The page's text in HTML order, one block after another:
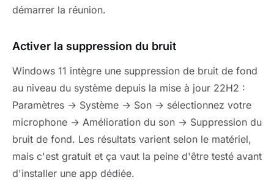
démarrer la réunion.
Activer la suppression du bruit
Windows 11 intègre une suppression de bruit de fond
au niveau du système depuis la mise à jour 22H2 :
Paramètres → Système → Son → sélectionnez votre
microphone → Amélioration du son → Suppression du
bruit de fond. Les résultats varient selon le matériel,
mais c'est gratuit et ça vaut la peine d'être testé avant
d'installer une app dédiée.